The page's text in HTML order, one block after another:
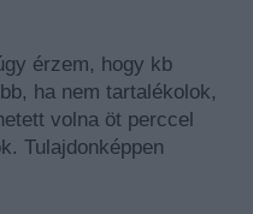
érzem, hogy kb
ha nem tartalékolok,
volna öt perccel
Tulajdonképpen